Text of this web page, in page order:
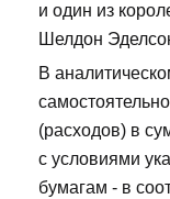
и один из
Шелдон
В
(расходов) в
с условиями
бумагам - в